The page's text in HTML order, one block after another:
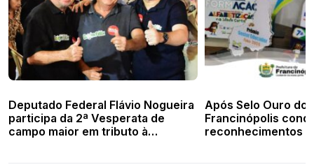
Deputado Federal Flávio Nogueira
participa da 2ª Vesperata de
campo maior em tributo à
Após Selo Ouro do
Francinópolis
reconhecimentos